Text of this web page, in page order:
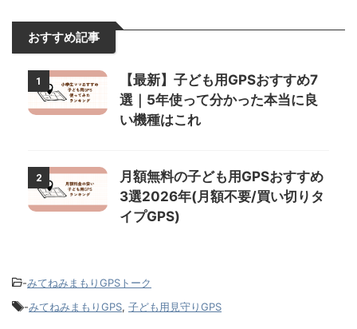
おすすめ記事
1
【最新】子ども用GPSおすすめ7
選｜5年使って分かった本当に良
い機種はこれ
2
月額無料の子ども用GPSおすすめ
3選2026年(月額不要/買い切りタ
イプGPS)
-みてねみまもりGPSトーク
-みてねみまもりGPS, 子ども用見守りGPS